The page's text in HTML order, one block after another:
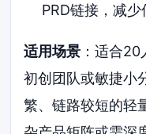
PRD链接，减少
适用场景 ：适合
初创团队或敏捷小
繁、链路较短的轻